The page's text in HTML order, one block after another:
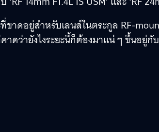
ที่ขาดอยู่สำหรับเลนส์ในตระกูล RF-
าดว่ายังไงระยะนี้ก็ต้องมาแน่ ๆ ขึ้นอยู่กั